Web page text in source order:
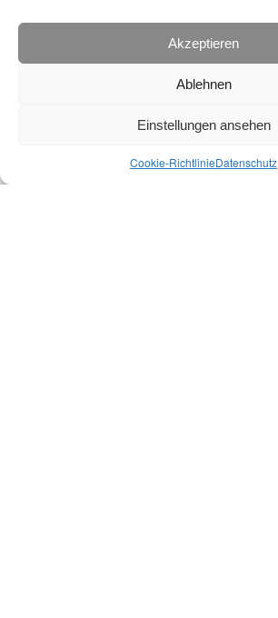
Akzeptieren
Ablehnen
Einstellungen ansehen
Cookie-RichtlinieDatenschutz